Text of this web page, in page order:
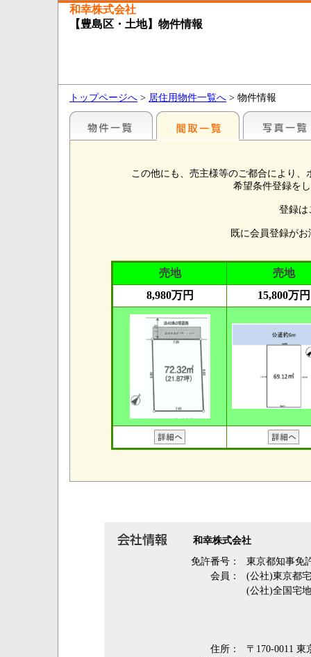
和幸株式会社
【豊島区・土地】物件情報
トップページへ > 居住用物件一覧へ > 物件情報
この他にも、売主様等のご都合により
希望条件登録を
登録
既に会員登録が
売地
売地
8,980万円
15,800万円
和幸株式会社
免許番号：
東京都知事免
会員：
(公社)東京都
(公社)全国宅
住所：
〒170-0011